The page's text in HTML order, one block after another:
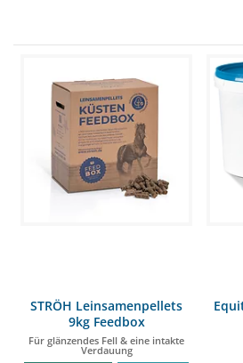
STRÖH Leinsamenpellets
9kg Feedbox
Für glänzendes Fell & eine intakte
Verdauung